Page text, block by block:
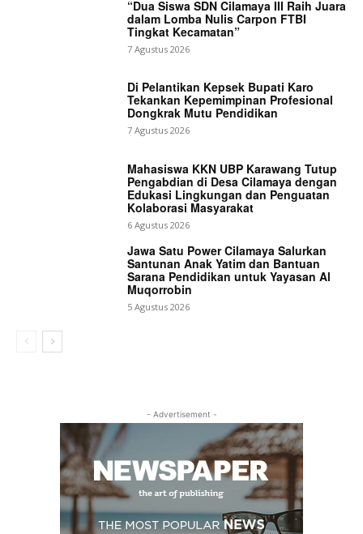
“Dua Siswa SDN Cilamaya III Raih Juara
dalam Lomba Nulis Carpon FTBI
Tingkat Kecamatan”
7 Agustus 2026
Di Pelantikan Kepsek Bupati Karo
Tekankan Kepemimpinan Profesional
Dongkrak Mutu Pendidikan
7 Agustus 2026
Mahasiswa KKN UBP Karawang Tutup
Pengabdian di Desa Cilamaya dengan
Edukasi Lingkungan dan Penguatan
Kolaborasi Masyarakat
6 Agustus 2026
Jawa Satu Power Cilamaya Salurkan
Santunan Anak Yatim dan Bantuan
Sarana Pendidikan untuk Yayasan Al
Muqorrobin
5 Agustus 2026
- Advertisement -